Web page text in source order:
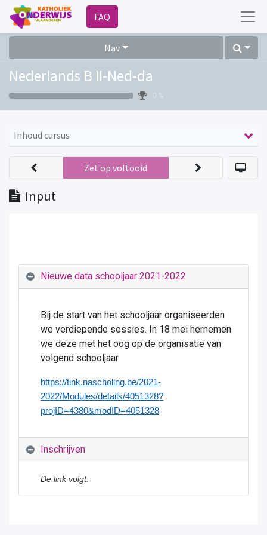
FAQ
Nav
Nederlands B II-Ned-da
0 %
Inhoud cursus
Input
Zet op voltooid
Nieuwe data schooljaar 2021-2022
Bij de start van het schooljaar organiseerden
we verdiepende sessies. In 18 mei hernemen
we deze met het oog op de organisatie van
volgend schooljaar.
https://tink.nascholing.be/2021-
2022/Modules/details/4051328?
projID=4380&modID=4051328
Inschrijven
De link volgt.